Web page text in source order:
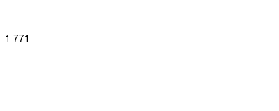
1 771